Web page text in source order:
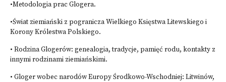
•Metodologia prac Glogera.
•Świat ziemiański z pogranicza Wielkiego Księstwa Litewskiego i
Korony Królestwa Polskiego.
• Rodzina Glogerów: genealogia, tradycje, pamięć rodu, kontakty z
innymi rodzinami ziemiańskimi.
• Gloger wobec narodów Europy Środkowo-Wschodniej: Litwinów,